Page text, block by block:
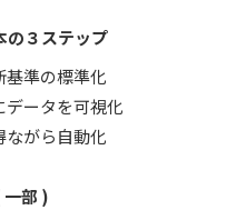
３ステップ
基準の標準化
データを可視化
ながら自動化
部 )